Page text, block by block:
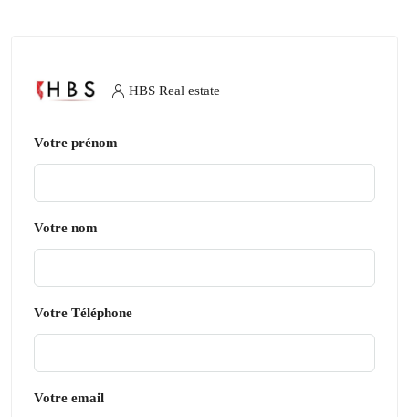
HBS Real estate
Votre prénom
Votre nom
Votre Téléphone
Votre email